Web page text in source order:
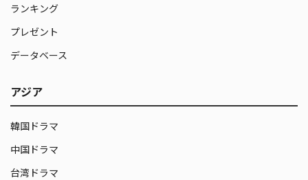
ランキング
プレゼント
データベース
アジア
韓国ドラマ
中国ドラマ
台湾ドラマ